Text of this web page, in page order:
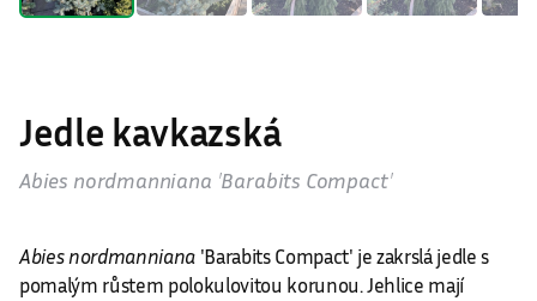
Jedle kavkazská
Abies nordmanniana ′Barabits Compact′
Abies nordmanniana′Barabits Compact′ je zakrslá jedle s
pomalým růstem polokulovitou korunou. Jehlice mají